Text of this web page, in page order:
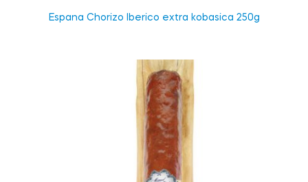
Espana Chorizo Iberico extra kobasica 250g